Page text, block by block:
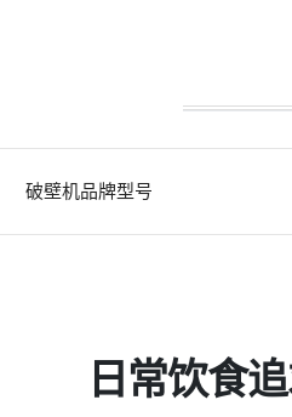
破壁机品牌型号
日常饮食